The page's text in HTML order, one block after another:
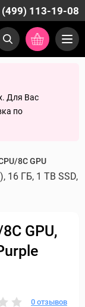
(499) 113-19-08
Для Вас
по
8C GPU
16 ГБ, 1 TB SSD,
GPU,
0 отзывов